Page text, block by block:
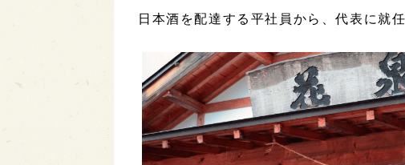
日本酒を配達する平社員から、代表に就